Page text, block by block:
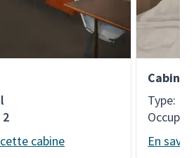
2
cabine
Cabine
Type:
En